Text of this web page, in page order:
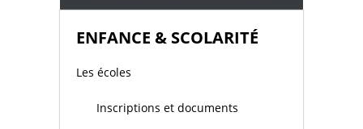
ENFANCE & SCOLARITÉ
Les écoles
Inscriptions et documents